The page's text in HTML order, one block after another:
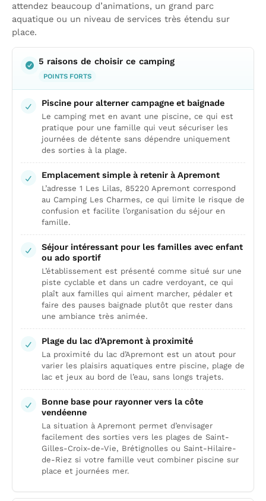
attendez beaucoup d’animations, un grand parc
aquatique ou un niveau de services très étendu sur
place.
5 raisons de choisir ce camping
POINTS FORTS
Piscine pour alterner campagne et baignade
Le camping met en avant une piscine, ce qui est
pratique pour une famille qui veut sécuriser les
journées de détente sans dépendre uniquement
des sorties à la plage.
Emplacement simple à retenir à Apremont
L’adresse 1 Les Lilas, 85220 Apremont correspond
au Camping Les Charmes, ce qui limite le risque de
confusion et facilite l’organisation du séjour en
famille.
Séjour intéressant pour les familles avec enfant
ou ado sportif
L’établissement est présenté comme situé sur une
piste cyclable et dans un cadre verdoyant, ce qui
plaît aux familles qui aiment marcher, pédaler et
faire des pauses baignade plutôt que rester dans
une ambiance très animée.
Plage du lac d’Apremont à proximité
La proximité du lac d’Apremont est un atout pour
varier les plaisirs aquatiques entre piscine, plage de
lac et jeux au bord de l’eau, sans longs trajets.
Bonne base pour rayonner vers la côte
vendéenne
La situation à Apremont permet d’envisager
facilement des sorties vers les plages de Saint-
Gilles-Croix-de-Vie, Brétignolles ou Saint-Hilaire-
de-Riez si votre famille veut combiner piscine sur
place et journées mer.